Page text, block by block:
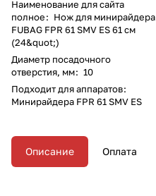
Наименование для сайта
полное: Нож для минирайдера
FUBAG FPR 61 SMV ES 61 см
(24&quot;)
Диаметр посадочного
отверстия, мм: 10
Подходит для аппаратов:
Минирайдера FPR 61 SMV ES
Описание Оплата